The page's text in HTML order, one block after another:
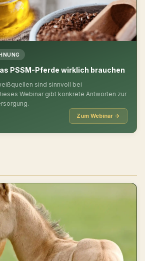
PSSM-Pferde wirklich brauchen
sind sinnvoll bei
Webinar gibt konkrete Antworten zur
Zum Webinar →